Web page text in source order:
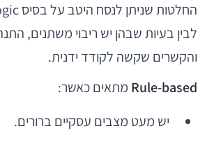
לבין בעיות שבהן יש ריבוי משתנים,
והקשרים שקשה לקודד ידנית.
Rule-based מתאים כאשר:
יש מעט מצבים עסקיים ברורים.